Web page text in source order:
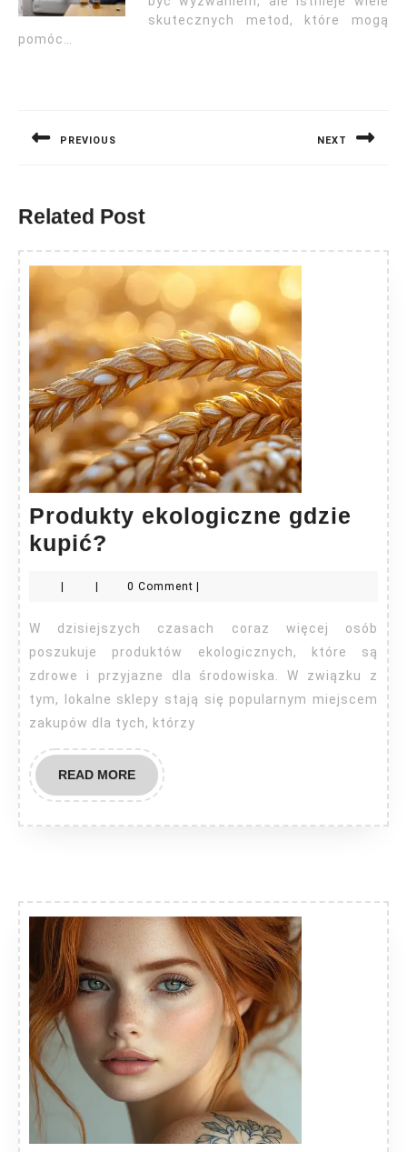
skutecznych metod, które mogą
pomóc…
PREVIOUS NEXT
Related Post
Produkty ekologiczne gdzie
kupić?
gdzie
kupić?
0 Comment
W dzisiejszych czasach coraz więcej osób
poszukuje produktów ekologicznych, które są
zdrowe i przyjazne dla środowiska. W związku z
tym, lokalne sklepy stają się popularnym miejscem
zakupów dla tych, którzy
READ MOREREAD
MORE